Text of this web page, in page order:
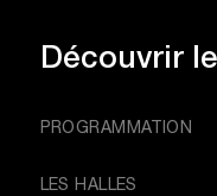
Découvrir
PROGRAMMATION
LES HALLES